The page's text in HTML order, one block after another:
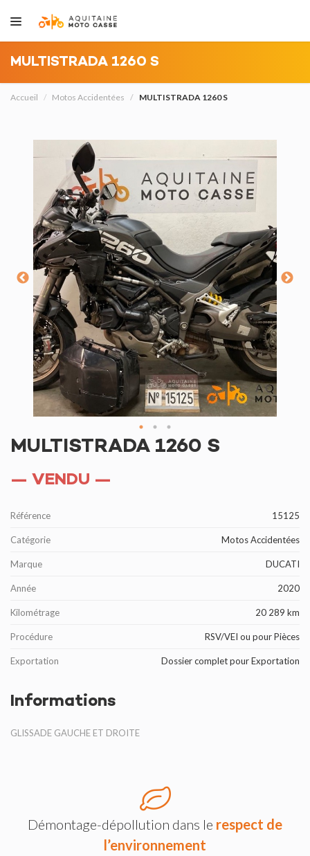
MULTISTRADA 1260 S
Accueil Motos Accidentées MULTISTRADA 1260 S
MULTISTRADA 1260 S
— VENDU —
Référence 15125
Catégorie Motos Accidentées
Marque DUCATI
Année 2020
Kilométrage 20 289 km
Procédure RSV/VEI ou pour Pièces
Exportation Dossier complet pour Exportation
Informations
GLISSADE GAUCHE ET DROITE
Démontage-dépollution dans le respect de
l’environnement